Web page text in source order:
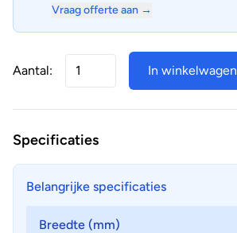
Vraag offerte aan →
Aantal: In winkelwagen
Specificaties
Belangrijke specificaties
Breedte (mm)